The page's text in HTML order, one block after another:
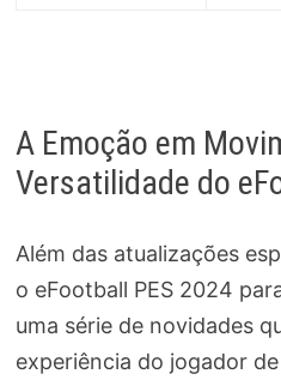
A Emoção em
Versatilidade do
Além das atualizações
o eFootball PES 2024
uma série de novidades
experiência do jogador